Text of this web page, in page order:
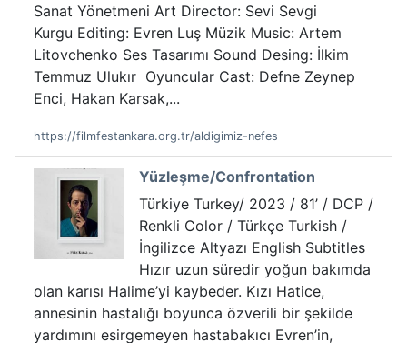
Sanat Yönetmeni Art Director: Sevi Sevgi
Kurgu Editing: Evren Luş Müzik Music: Artem
Litovchenko Ses Tasarımı Sound Desing: İlkim
Temmuz Ulukır Oyuncular Cast: Defne Zeynep
Enci, Hakan Karsak,...
https://filmfestankara.org.tr/aldigimiz-nefes
Yüzleşme/Confrontation
Türkiye Turkey/ 2023 / 81’ / DCP /
Renkli Color / Türkçe Turkish /
İngilizce Altyazı English Subtitles
Hızır uzun süredir yoğun bakımda
olan karısı Halime’yi kaybeder. Kızı Hatice,
annesinin hastalığı boyunca özverili bir şekilde
yardımını esirgemeyen hastabakıcı Evren’in,